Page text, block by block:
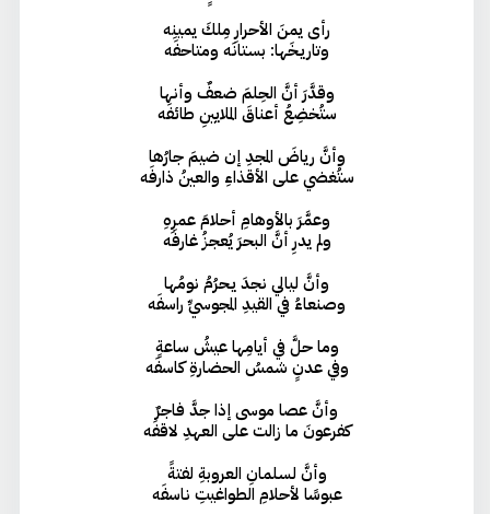
رأى يمنَ الأحرارِ مِلكَ يمينِه
وتاريـخَها: بستانَه ومتاحفَه
وقدَّرَ أنَّ الحِلمَ ضعفٌ وأنها
ستُخضِعُ أعناقَ الملايينِ طائفَه
وأنَّ رياضَ المجدِ إن ضيمَ جارُها
ستُغضي على الأقذاءِ والعينُ ذارفَه
وعمَّرَ بالأوهامِ أحلامَ عمرِهِ
ولم يدرِ أنَّ البحرَ يُعجزُ غارفَه
وأنَّ ليالي نجدَ يـحرُمُ نومُها
وصنعاءُ في القيدِ المجوسيِّ راسفَه
وما حلَّ في أيامِها عيشُ ساعةٍ
وفي عدنٍ شمسُ الحضارةِ كاسفَه
وأنَّ عصا موسى إذا جدَّ فاجرٌ
كفرعونَ ما زالت على العهدِ لاقفَه
وأنَّ لسلمانِ العروبةِ لفتةً
عبوسًا لأحلامِ الطواغيتِ ناسفَه